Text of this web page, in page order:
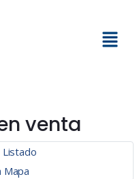
venta
Listado
Mapa